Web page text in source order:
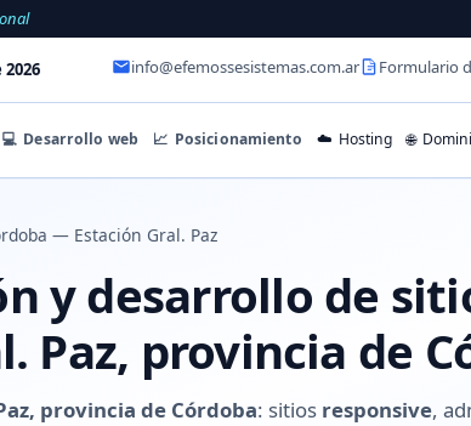
info@efemossesistemas.com.ar Formulario
💻 Desarrollo web 📈 Posicionamiento ☁️ Hosting 🌐
— Estación Gral. Paz
y desarrollo de
Paz, provincia de
provincia de Córdoba: sitios responsive,